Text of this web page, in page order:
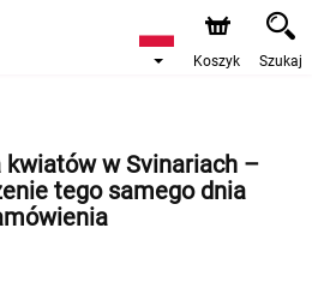
Koszyk Szukaj
kwiatów w Svinariach –
tego samego dnia